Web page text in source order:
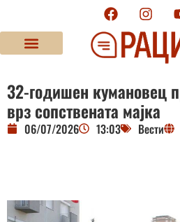
32-годишен кумановец
врз сопствената мајка
06/07/2026 13:03 Вести